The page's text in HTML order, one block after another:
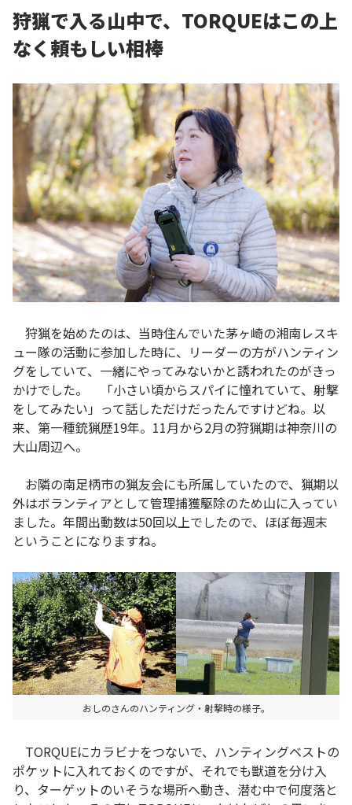
狩猟で入る山中で、TORQUEはこの上
なく頼もしい相棒
狩猟を始めたのは、当時住んでいた茅ヶ崎の湘南レスキ
ュー隊の活動に参加した時に、リーダーの方がハンティン
グをしていて、一緒にやってみないかと誘われたのがきっ
かけでした。 「小さい頃からスパイに憧れていて、射撃
をしてみたい」って話しただけだったんですけどね。以
来、第一種銃猟歴19年。11月から2月の狩猟期は神奈川の
大山周辺へ。
お隣の南足柄市の猟友会にも所属していたので、猟期以
外はボランティアとして管理捕獲駆除のため山に入ってい
ました。年間出動数は50回以上でしたので、ほぼ毎週末
ということになりますね。
おしのさんのハンティング・射撃時の様子。
TORQUEにカラビナをつないで、ハンティングベストの
ポケットに入れておくのですが、それでも獣道を分け入
り、ターゲットのいそうな場所へ動き、潜む中で何度落と